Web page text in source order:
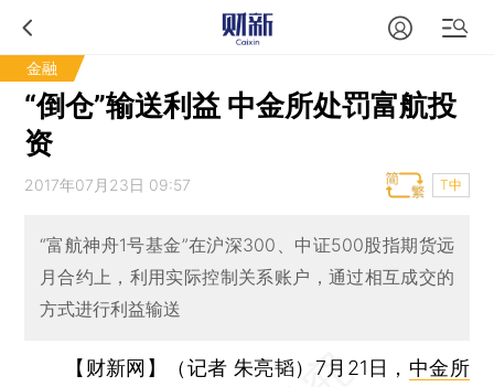
金融
“倒仓”输送利益 中金所处罚富航投
资
2017年07月23日 09:57 T中
“富航神舟1号基金”在沪深300、中证500股指期货远
月合约上，利用实际控制关系账户，通过相互成交的
方式进行利益输送
【财新网】（记者 朱亮韬） 7月21日， 中金所